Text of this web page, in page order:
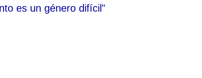
es un género difícil"